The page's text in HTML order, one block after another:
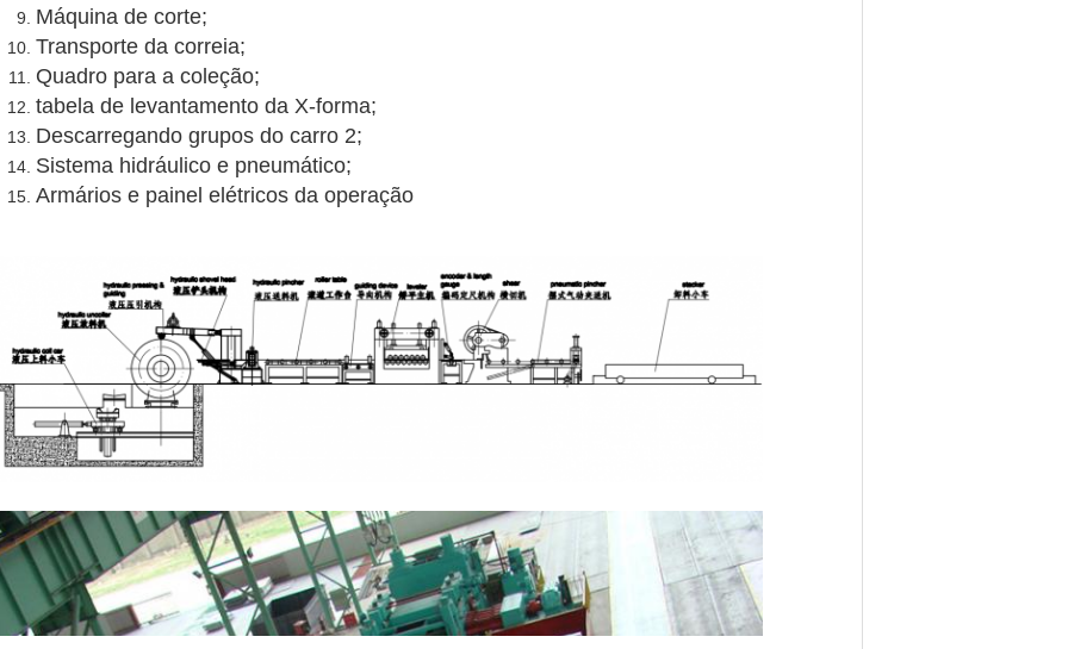
Máquina de corte;
Transporte da correia;
Quadro para a coleção;
tabela de levantamento da X-forma;
Descarregando grupos do carro 2;
Sistema hidráulico e pneumático;
Armários e painel elétricos da operação